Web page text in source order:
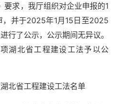
要求，我厅组织对企业申报的1
，并于2025年1月15日至2025
行了公示，公示期间无异议。
湖北省工程建设工法予以公
北省工程建设工法名单